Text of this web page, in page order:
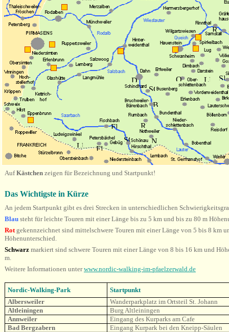
AufKästchen zeigen für Bezeichnung und Startpunkt!
Das Wichtigste in Kürze
An jedem Startpunkt gibt es drei Strecken in unterschiedlichen
Blau steht für leichte Touren mit einer Länge bis zu 5 km und bis zu 80 m
Rotgekennzeichnet sind mittelschwere Touren mit einer Länge von 5 bis 8 km
Höhenunterschied.
Schwarz markiert sind schwere Touren mit einer Länge von 8 bis 16 km und
m.
Weitere Informationen unterwww.nordic-walking-im-pfaelzerwald.de
Nordic-Walking-Park
Startpunkt
Albersweiler
Wanderparkplatz im Ortsteil St. Johann
Altleiningen
Burg Altleiningen
Annweiler
Eingang des Kurparks am Cafe
Bad Bergzabern
Eingang Kurpark bei den Kneipp-Säulen